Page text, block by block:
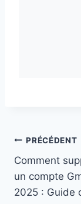
de
l’article
PRÉCÉDENT
Comment
un compte
2025 : Guide